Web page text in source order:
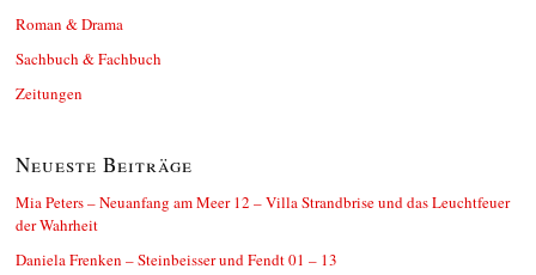
Roman & Drama
Sachbuch & Fachbuch
Zeitungen
Neueste Beiträge
Mia Peters – Neuanfang am Meer 12 – Villa Strandbrise und das Leuchtfeuer
der Wahrheit
Daniela Frenken – Steinbeisser und Fendt 01 – 13